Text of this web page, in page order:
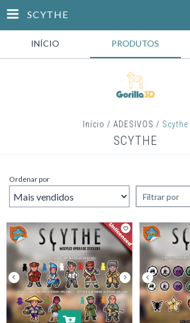
SCYTHE
INÍCIO PRODUTOS
Início / ADESIVOS / Scythe
SCYTHE
Ordenar por
Filtrar por